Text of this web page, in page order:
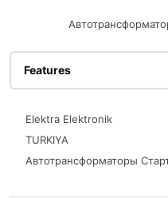
Features
Elektra Elektronik
TURKIYA
Автотрансформаторы